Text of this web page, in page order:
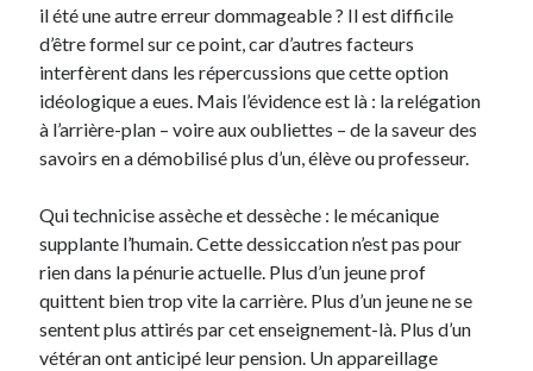
il été une autre erreur dommageable ? Il est difficile
d’être formel sur ce point, car d’autres facteurs
interfèrent dans les répercussions que cette option
idéologique a eues. Mais l’évidence est là : la relégation
à l’arrière-plan – voire aux oubliettes – de la saveur des
savoirs en a démobilisé plus d’un, élève ou professeur.
Qui technicise assèche et dessèche : le mécanique
supplante l’humain. Cette dessiccation n’est pas pour
rien dans la pénurie actuelle. Plus d’un jeune prof
quittent bien trop vite la carrière. Plus d’un jeune ne se
sentent plus attirés par cet enseignement-là. Plus d’un
vétéran ont anticipé leur pension. Un appareillage